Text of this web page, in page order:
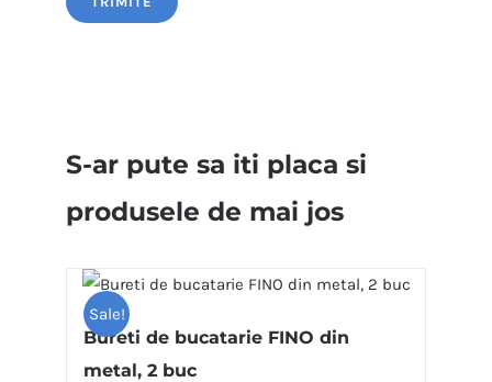
S-ar pute sa iti placa si
produsele de mai jos
Sale!
Bureti de bucatarie FINO din
metal, 2 buc